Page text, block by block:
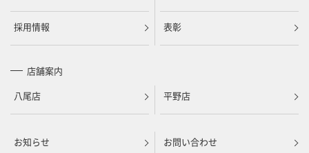
採用情報 表彰
店舗案内
八尾店
平野店
お知らせ お問い合わせ